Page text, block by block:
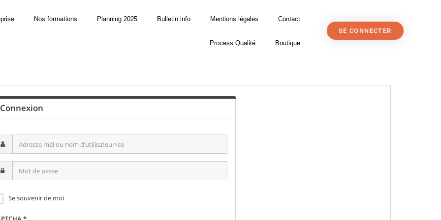
Nos formations Planning 2025 Bulletin info Mentions légales Contact
Process Qualité Boutique
SE CONNECTER
Se souvenir de moi